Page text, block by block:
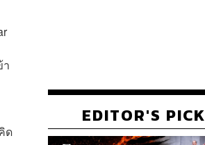
ด
EDITOR'S PICK